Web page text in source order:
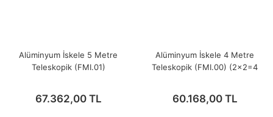
Alüminyum İskele 5 Metre
Teleskopik (FMI.01)
67.362,00 TL
Alüminyum İskele 4 Metre
Teleskopik (FMI.00) (2x2=4
60.168,00 TL